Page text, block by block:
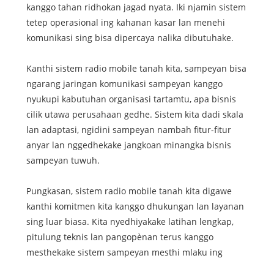
kanggo tahan ridhokan jagad nyata. Iki njamin sistem
tetep operasional ing kahanan kasar lan menehi
komunikasi sing bisa dipercaya nalika dibutuhake.
Kanthi sistem radio mobile tanah kita, sampeyan bisa
ngarang jaringan komunikasi sampeyan kanggo
nyukupi kabutuhan organisasi tartamtu, apa bisnis
cilik utawa perusahaan gedhe. Sistem kita dadi skala
lan adaptasi, ngidini sampeyan nambah fitur-fitur
anyar lan nggedhekake jangkoan minangka bisnis
sampeyan tuwuh.
Pungkasan, sistem radio mobile tanah kita digawe
kanthi komitmen kita kanggo dhukungan lan layanan
sing luar biasa. Kita nyedhiyakake latihan lengkap,
pitulung teknis lan pangopènan terus kanggo
mesthekake sistem sampeyan mesthi mlaku ing